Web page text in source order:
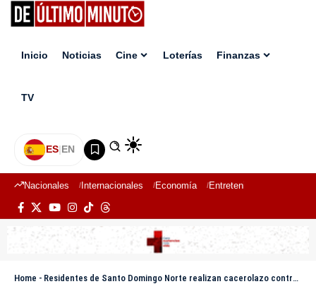
Inicio Noticias Cine Loterías Finanzas
TV
ES|EN
Nacionales Internacionales Economía Entretenimiento
Home - Residentes de Santo Domingo Norte realizan cacerolazo contra apagones